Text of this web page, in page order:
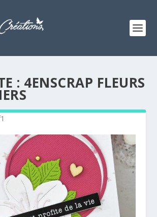
: 4ENSCRAP FLEURS